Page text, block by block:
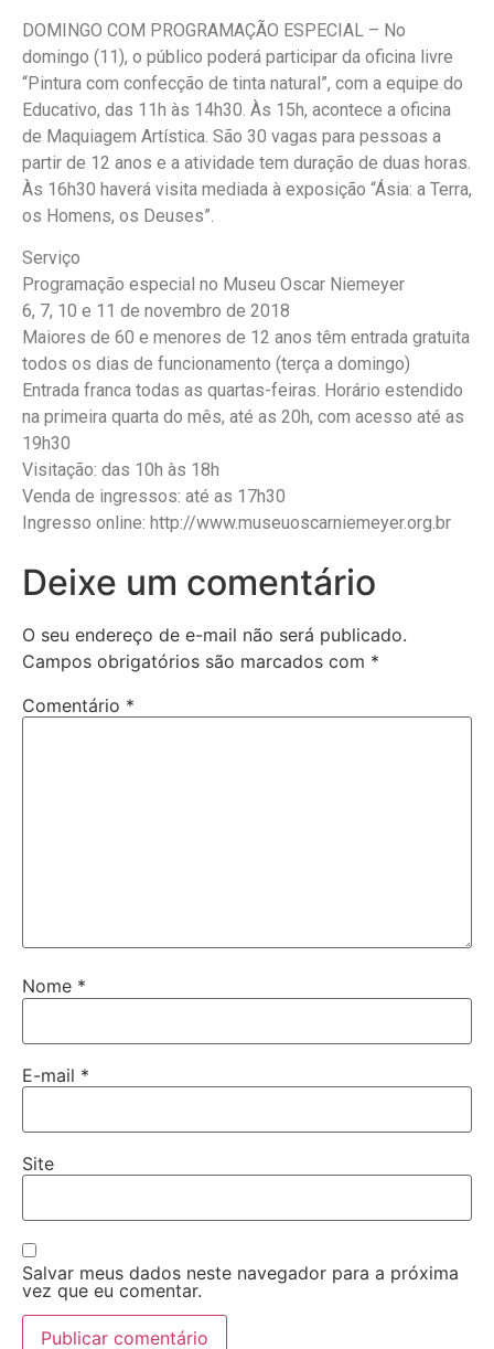
DOMINGO COM PROGRAMAÇÃO ESPECIAL – No
domingo (11), o público poderá participar da oficina livre
“Pintura com confecção de tinta natural”, com a equipe do
Educativo, das 11h às 14h30. Às 15h, acontece a oficina
de Maquiagem Artística. São 30 vagas para pessoas a
partir de 12 anos e a atividade tem duração de duas horas.
Às 16h30 haverá visita mediada à exposição “Ásia: a Terra,
os Homens, os Deuses”.
Serviço
Programação especial no Museu Oscar Niemeyer
6, 7, 10 e 11 de novembro de 2018
Maiores de 60 e menores de 12 anos têm entrada gratuita
todos os dias de funcionamento (terça a domingo)
Entrada franca todas as quartas-feiras. Horário estendido
na primeira quarta do mês, até as 20h, com acesso até as
19h30
Visitação: das 10h às 18h
Venda de ingressos: até as 17h30
Ingresso online: http://www.museuoscarniemeyer.org.br
Deixe um comentário
O seu endereço de e-mail não será publicado.
Campos obrigatórios são marcados com *
Comentário *
Nome *
E-mail *
Site
Salvar meus dados neste navegador para a próxima
vez que eu comentar.